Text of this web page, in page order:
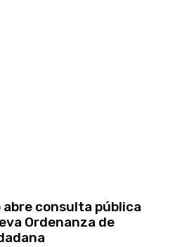
consulta pública
Ordenanza de